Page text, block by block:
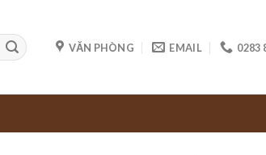
VĂN PHÒNG EMAIL 0283